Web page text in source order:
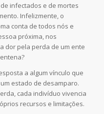
infectados e de mortes
Infelizmente, o
conta de todos nós e
próxima, nos
dor pela perda de um ente
a algum vínculo que
estado de desamparo.
cada indivíduo vivencia
recursos e limitações.